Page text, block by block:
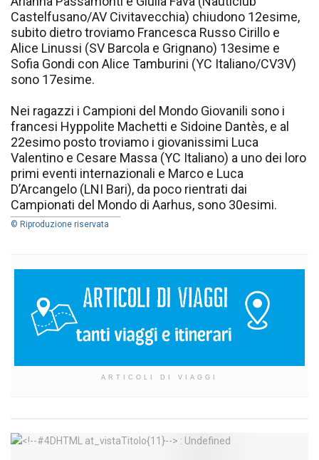
Castelfusano/AV Civitavecchia) chiudono 12esime,
subito dietro troviamo Francesca Russo Cirillo e
Alice Linussi (SV Barcola e Grignano) 13esime e
Sofia Gondi con Alice Tamburini (YC Italiano/CV3V)
sono 17esime.
Nei ragazzi i Campioni del Mondo Giovanili sono i
francesi Hyppolite Machetti e Sidoine Dantès, e al
22esimo posto troviamo i giovanissimi Luca
Valentino e Cesare Massa (YC Italiano) a uno dei loro
primi eventi internazionali e Marco e Luca
D’Arcangelo (LNI Bari), da poco rientrati dai
Campionati del Mondo di Aarhus, sono 30esimi.
© Riproduzione riservata
ARTICOLI DI VIAGGI